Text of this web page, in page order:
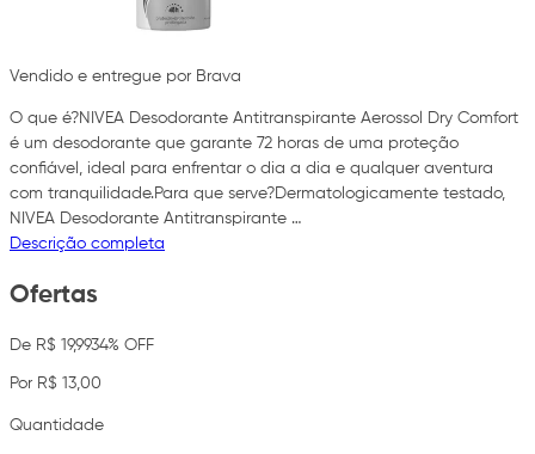
Vendido e entregue por Brava
O que é?NIVEA Desodorante Antitranspirante Aerossol Dry Comfort
é um desodorante que garante 72 horas de uma proteção
confiável, ideal para enfrentar o dia a dia e qualquer aventura
com tranquilidade.Para que serve?Dermatologicamente testado,
NIVEA Desodorante Antitranspirante …
Descrição completa
Ofertas
De R$ 19,9934% OFF
Por R$ 13,00
Quantidade